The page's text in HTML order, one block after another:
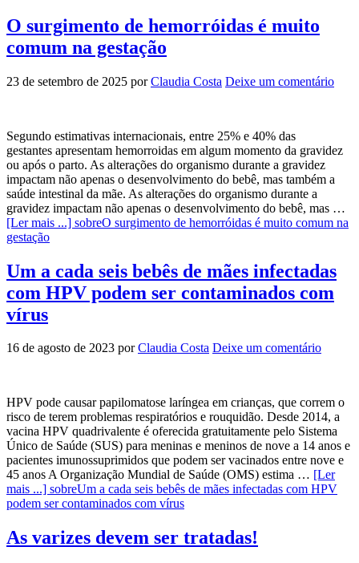
O surgimento de hemorróidas é muito
comum na gestação
23 de setembro de 2025 porClaudia Costa Deixe um comentário
Segundo estimativas internacionais, entre 25% e 40% das
gestantes apresentam hemorroidas em algum momento da gravidez
ou após o parto. As alterações do organismo durante a gravidez
impactam não apenas o desenvolvimento do bebê, mas também a
saúde intestinal da mãe. As alterações do organismo durante a
gravidez impactam não apenas o desenvolvimento do bebê, mas …
[Ler mais ...] sobreO surgimento de hemorróidas é muito comum na
gestação
Um a cada seis bebês de mães infectadas
com HPV podem ser contaminados com
vírus
16 de agosto de 2023 porClaudia Costa Deixe um comentário
HPV pode causar papilomatose laríngea em crianças, que correm o
risco de terem problemas respiratórios e rouquidão. Desde 2014, a
vacina HPV quadrivalente é oferecida gratuitamente pelo Sistema
Único de Saúde (SUS) para meninas e meninos de nove a 14 anos e
pacientes imunossuprimidos que podem ser vacinados entre nove e
45 anos A Organização Mundial de Saúde (OMS) estima … [Ler
mais ...] sobreUm a cada seis bebês de mães infectadas com HPV
podem ser contaminados com vírus
As varizes devem ser tratadas!